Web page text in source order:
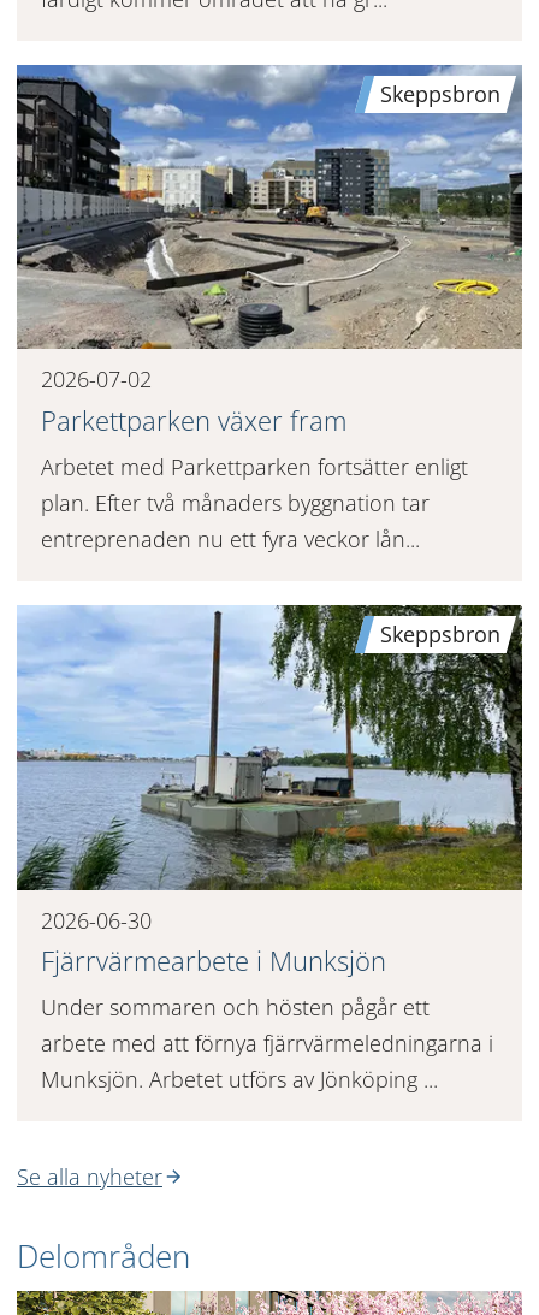
Skeppsbron
2026-07-02
Parkettparken växer fram
Arbetet med Parkettparken fortsätter enligt
plan. Efter två månaders byggnation tar
entreprenaden nu ett fyra veckor lån...
Skeppsbron
2026-06-30
Fjärrvärmearbete i Munksjön
Under sommaren och hösten pågår ett
arbete med att förnya fjärrvärmeledningarna i
Munksjön. Arbetet utförs av Jönköping ...
Se alla nyheter
Delområden